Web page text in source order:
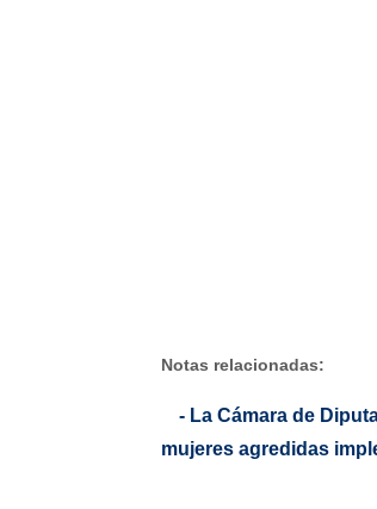
Notas relacionadas:
- La Cámara de
mujeres agredidas